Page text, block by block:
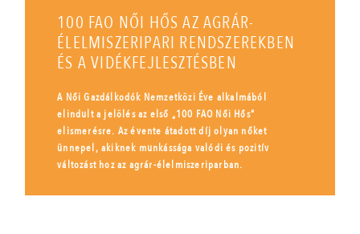
100 FAO NŐI HŐS AZ AGRÁR-
ÉLELMISZERIPARI RENDSZEREKBEN
ÉS A VIDÉKFEJLESZTÉSBEN
A Női Gazdálkodók Nemzetközi Éve alkalmából
elindult a jelölés az első „100 FAO Női Hős”
elismerésre. Az évente átadott díj olyan nőket
ünnepel, akiknek munkássága valódi és pozitív
változást hoz az agrár-élelmiszeriparban.